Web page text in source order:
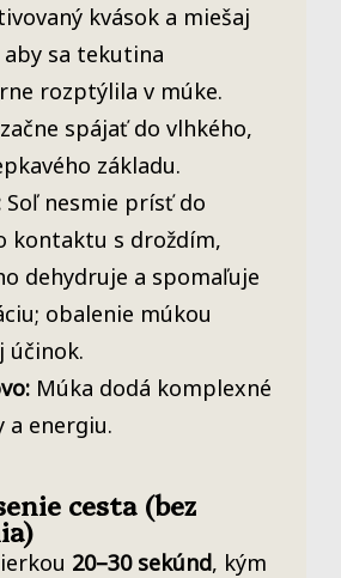
kvások a miešaj
sa tekutina
rozptýlila v múke.
spájať do vlhkého,
základu.
Soľ nesmie prísť do
kontaktu s droždím,
dehydruje a spomaľuje
obalenie múkou
účinok.
Múka dodá komplexné
a energiu.
cesta (bez
20–30 sekúnd, kým